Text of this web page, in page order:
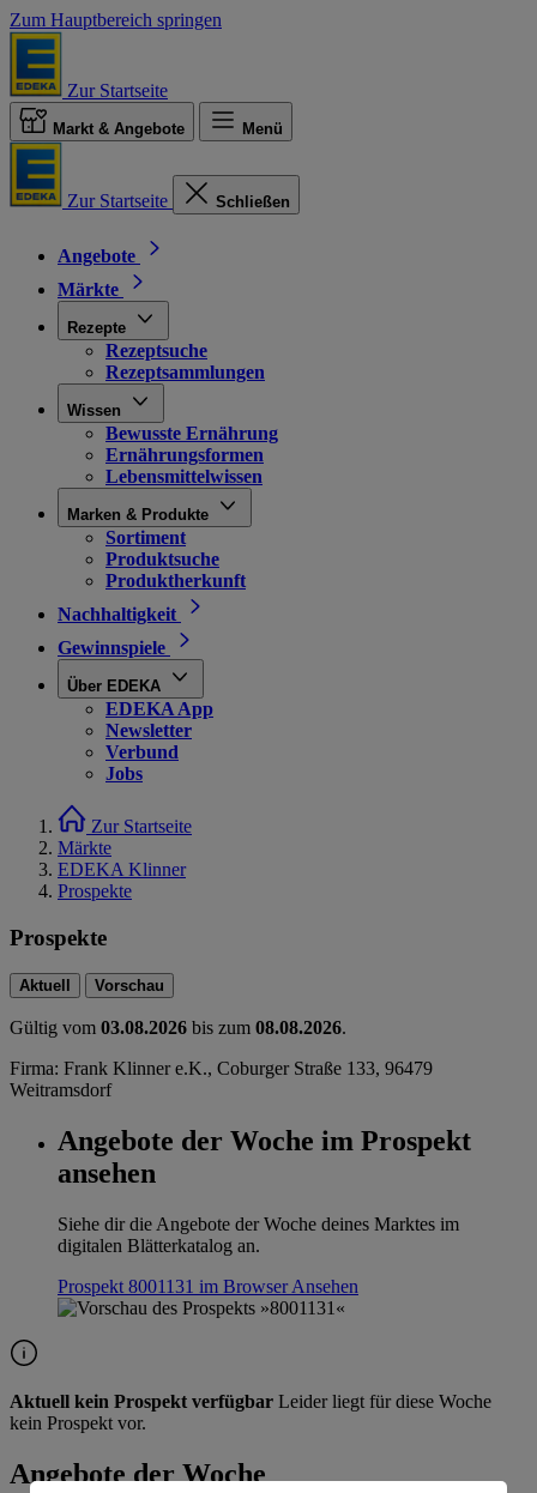
Zum Hauptbereich springen
Zur Startseite
Markt & Angebote Menü
Zur Startseite Schließen
Angebote
Märkte
Rezepte
Rezeptsuche
Rezeptsammlungen
Wissen
Bewusste Ernährung
Ernährungsformen
Lebensmittelwissen
Marken & Produkte
Sortiment
Produktsuche
Produktherkunft
Nachhaltigkeit
Gewinnspiele
Über EDEKA
EDEKA App
Newsletter
Verbund
Jobs
Zur Startseite
Märkte
EDEKA Klinner
Prospekte
Prospekte
Aktuell Vorschau
Gültig vom 03.08.2026 bis zum 08.08.2026.
Firma: Frank Klinner e.K., Coburger Straße 133, 96479
Weitramsdorf
Angebote der Woche im Prospekt
ansehen
Siehe dir die Angebote der Woche deines Marktes im
digitalen Blätterkatalog an.
Prospekt 8001131 im BrowserAnsehen
Aktuell kein Prospekt verfügbar Leider liegt für diese Woche
kein Prospekt vor.
Angebote der Woche